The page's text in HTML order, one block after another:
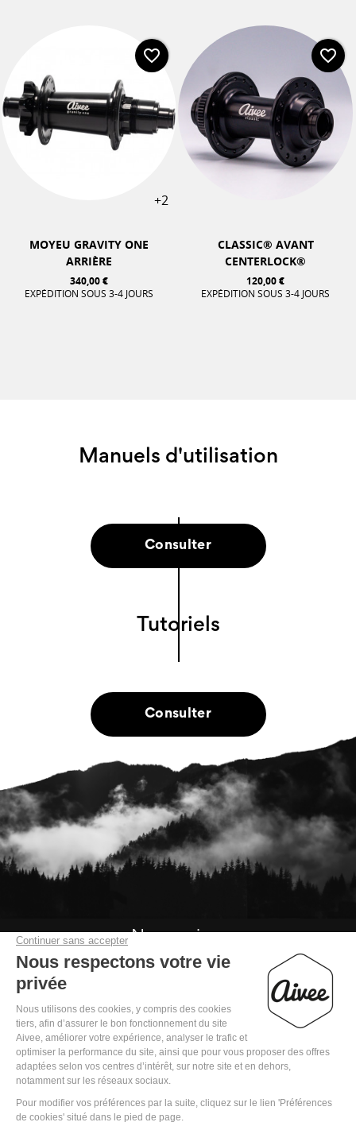
+2
MOYEU GRAVITY ONE
ARRIÈRE
340,00 €
EXPÉDITION SOUS 3-4 JOURS
favorite_border
CLASSIC® AVANT
CENTERLOCK®
120,00 €
EXPÉDITION SOUS 3-4 JOURS
favorite_border
Manuels d'utilisation
Consulter
Tutoriels
Consulter
Mentions légales
Politique de confidentialité
Conditions Générales de Vente